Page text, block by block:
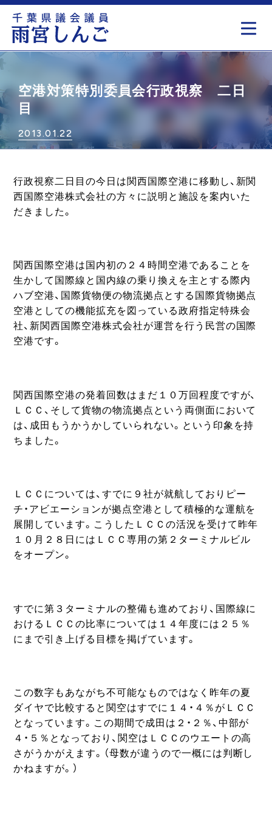
空港対策特別委員会行政視察 二日
目
2013.01.22
行政視察二日目の今日は関西国際空港に移動し、新関
西国際空港株式会社の方々に説明と施設を案内いた
だきました。
関西国際空港は国内初の２４時間空港であることを
生かして国際線と国内線の乗り換えを主とする際内
ハブ空港、国際貨物便の物流拠点とする国際貨物拠点
空港としての機能拡充を図っている政府指定特殊会
社、新関西国際空港株式会社が運営を行う民営の国際
空港です。
関西国際空港の発着回数はまだ１０万回程度ですが、
ＬＣＣ、そして貨物の物流拠点という両側面において
は、成田もうかうかしていられない。という印象を持
ちました。
ＬＣＣについては、すでに９社が就航しておりピー
チ・アビエーションが拠点空港として積極的な運航を
展開しています。こうしたＬＣＣの活況を受けて昨年
１０月２８日にはＬＣＣ専用の第２ターミナルビル
をオープン。
すでに第３ターミナルの整備も進めており、国際線に
おけるＬＣＣの比率については１４年度には２５％
にまで引き上げる目標を掲げています。
この数字もあながち不可能なものではなく昨年の夏
ダイヤで比較すると関空はすでに１４・４％がＬＣＣ
となっています。この期間で成田は２・２％、中部が
４・５％となっており、関空はＬＣＣのウエートの高
さがうかがえます。（母数が違うので一概には判断し
かねますが。）